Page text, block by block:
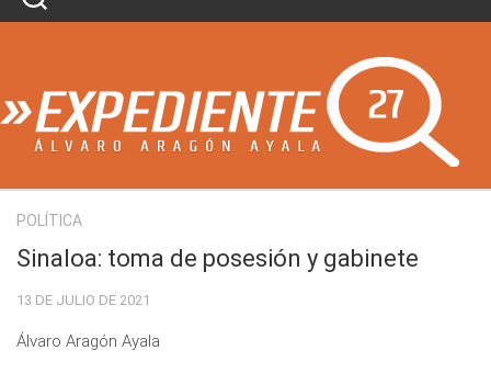
Skip
POLÍTICA
Sinaloa: toma de posesión y gabinete
13 DE JULIO DE 2021
Álvaro Aragón Ayala